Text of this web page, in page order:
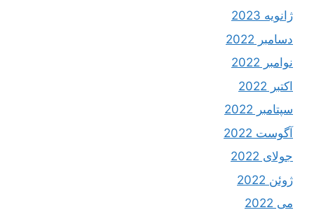
ژانویه 2023
دسامبر 2022
نوامبر 2022
اکتبر 2022
سپتامبر 2022
آگوست 2022
جولای 2022
ژوئن 2022
می 2022